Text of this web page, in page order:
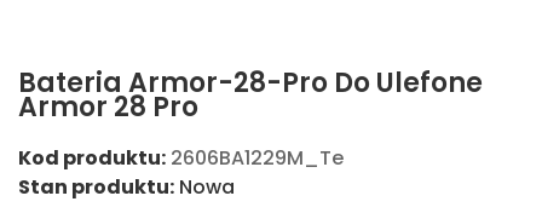
Bateria Armor-28-Pro Do Ulefone
Armor 28 Pro
Kod produktu: 2606BA1229M_Te
Stan produktu: Nowa